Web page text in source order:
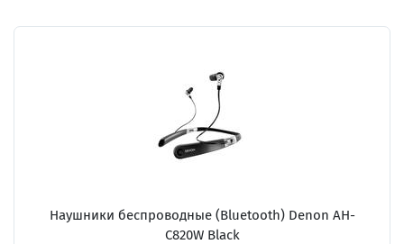
Наушники беспроводные (Bluetooth) Denon AH-
C820W Black